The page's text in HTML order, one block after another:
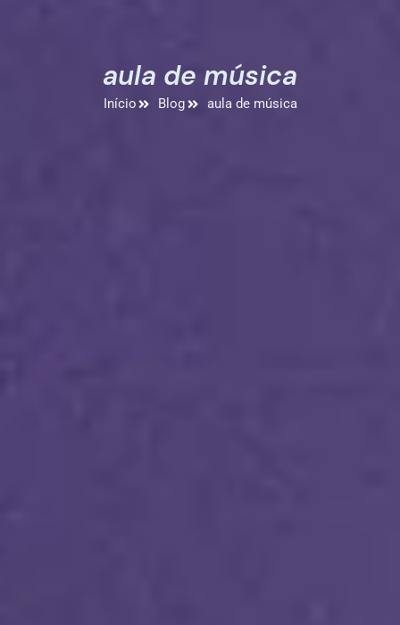
aula de música
Início Blog aula de música